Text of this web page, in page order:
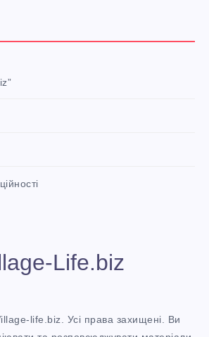
Life.biz
life.biz. Усі права захищені. Ви